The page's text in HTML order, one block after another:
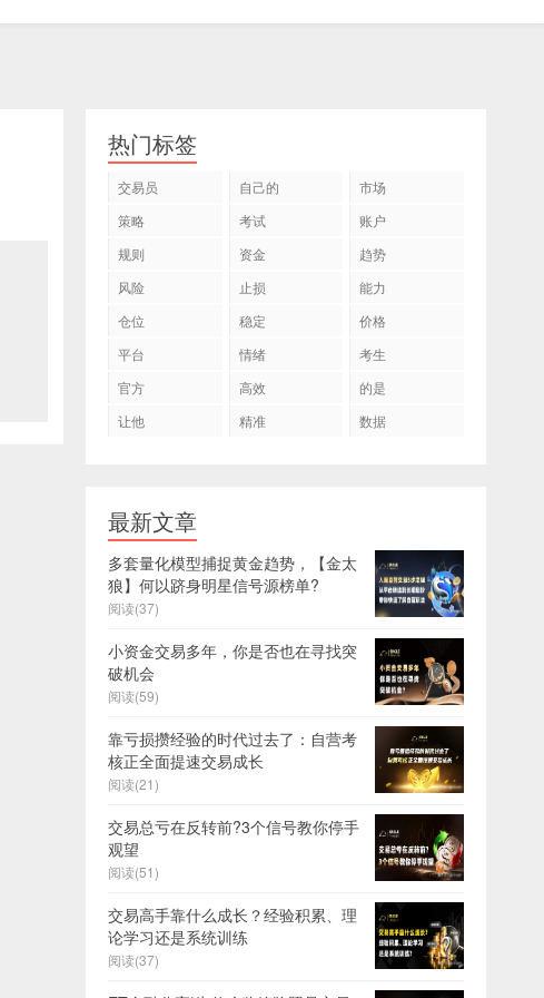
热门标签
交易员 自己的
市场
策略
考试
账户
规则
资金
趋势
风险
止损
能力
仓位
稳定
价格
平台
情绪
考生
官方
高效
的是
让他
精准 数据
最新文章
多套量化模型捕捉黄金趋势，【金太
狼】何以跻身明星信号源榜单?
阅读(37)
小资金交易多年，你是否也在寻找突
破机会
阅读(59)
靠亏损攒经验的时代过去了：自营考
核正全面提速交易成长
阅读(21)
交易总亏在反转前?3个信号教你停手
观望
阅读(51)
交易高手靠什么成长？经验积累、理
论学习还是系统训练
阅读(37)